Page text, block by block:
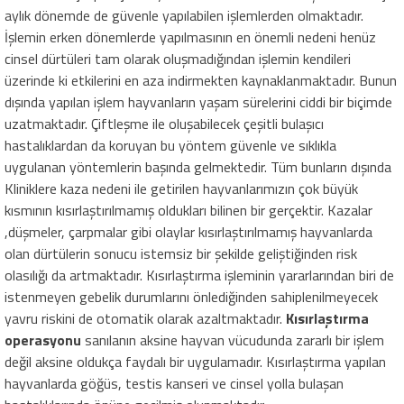
aylık dönemde de güvenle yapılabilen işlemlerden olmaktadır.
İşlemin erken dönemlerde yapılmasının en önemli nedeni henüz
cinsel dürtüleri tam olarak oluşmadığından işlemin kendileri
üzerinde ki etkilerini en aza indirmekten kaynaklanmaktadır. Bunun
dışında yapılan işlem hayvanların yaşam sürelerini ciddi bir biçimde
uzatmaktadır. Çiftleşme ile oluşabilecek çeşitli bulaşıcı
hastalıklardan da koruyan bu yöntem güvenle ve sıklıkla
uygulanan yöntemlerin başında gelmektedir. Tüm bunların dışında
Kliniklere kaza nedeni ile getirilen hayvanlarımızın çok büyük
kısmının kısırlaştırılmamış oldukları bilinen bir gerçektir. Kazalar
,düşmeler, çarpmalar gibi olaylar kısırlaştırılmamış hayvanlarda
olan dürtülerin sonucu istemsiz bir şekilde geliştiğinden risk
olasılığı da artmaktadır. Kısırlaştırma işleminin yararlarından biri de
istenmeyen gebelik durumlarını önlediğinden sahiplenilmeyecek
yavru riskini de otomatik olarak azaltmaktadır. Kısırlaştırma
operasyonu sanılanın aksine hayvan vücudunda zararlı bir işlem
değil aksine oldukça faydalı bir uygulamadır. Kısırlaştırma yapılan
hayvanlarda göğüs, testis kanseri ve cinsel yolla bulaşan